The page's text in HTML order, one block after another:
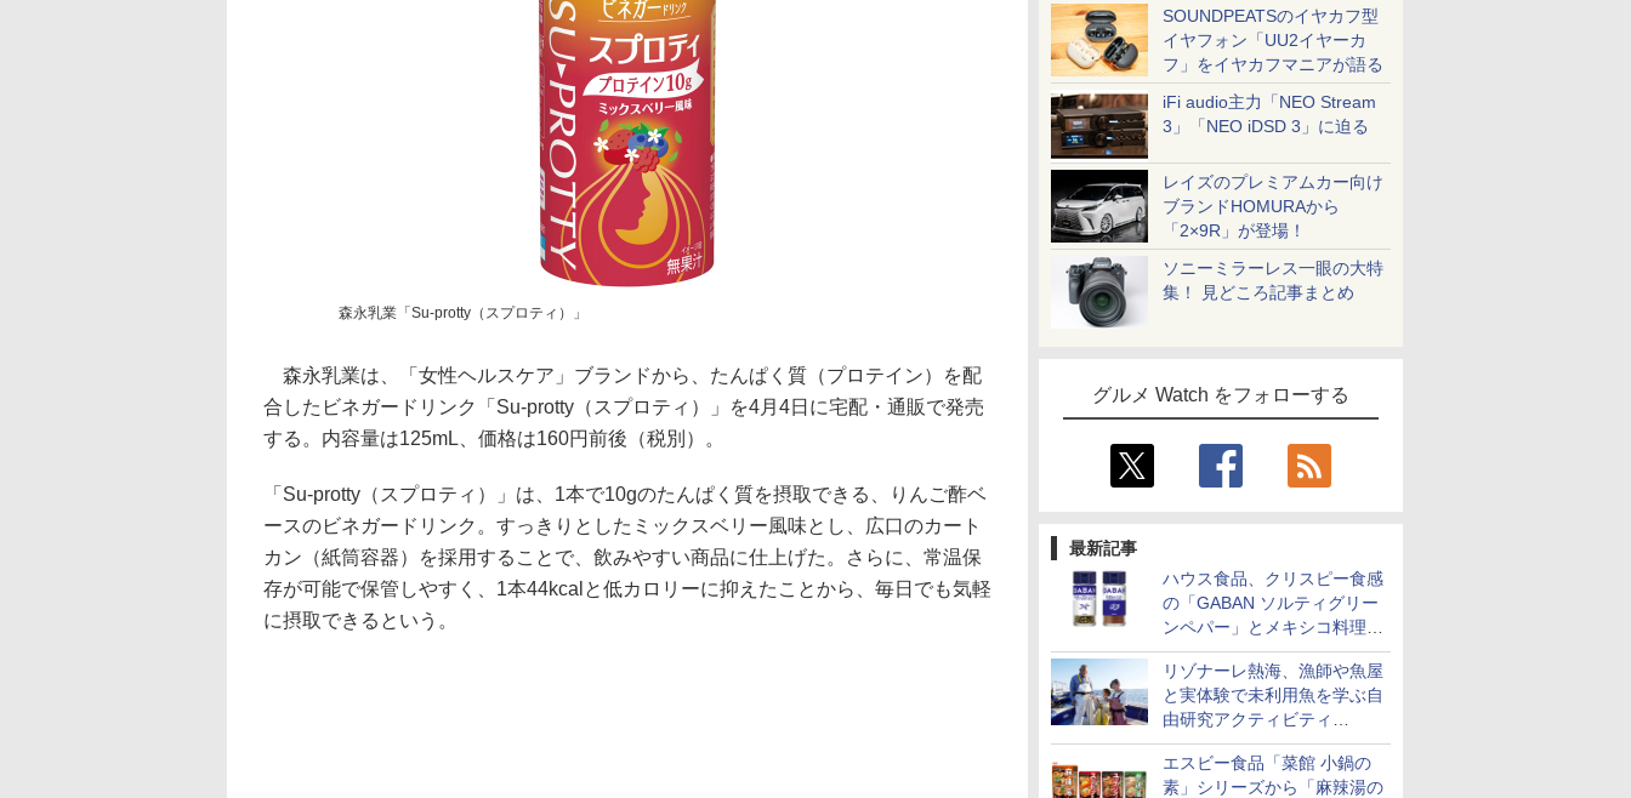
SOUNDPEATSのイヤカフ型
イヤフォン「UU2イヤーカ
フ」をイヤカフマニアが語る
iFi audio主力「NEO Stream
3」「NEO iDSD 3」に迫る
レイズのプレミアムカー向け
ブランドHOMURAから
「2×9R」が登場！
ソニーミラーレス一眼の大特
集！ 見どころ記事まとめ
グルメ Watch をフォローする
最新記事
ハウス食品、クリスピー食感
の「GABAN ソルティグリー
ンペパー」とメキシコ料理に
合う「GABAN チポトレペパ
ー」発売
リゾナーレ熱海、漁師や魚屋
と実体験で未利用魚を学ぶ自
由研究アクティビティ
「Fisherman's Academy」を
実施中
エスビー食品「菜館 小鍋の
素」シリーズから「麻辣湯の
森永乳業「Su-protty（スプロティ）」
森永乳業は、「女性ヘルスケア」ブランドから、たんぱく質（プロテイン）を配
合したビネガードリンク「Su-protty（スプロティ）」を4月4日に宅配・通販で発売
する。内容量は125mL、価格は160円前後（税別）。
「Su-protty（スプロティ）」は、1本で10gのたんぱく質を摂取できる、りんご酢ベ
ースのビネガードリンク。すっきりとしたミックスベリー風味とし、広口のカート
カン（紙筒容器）を採用することで、飲みやすい商品に仕上げた。さらに、常温保
存が可能で保管しやすく、1本44kcalと低カロリーに抑えたことから、毎日でも気軽
に摂取できるという。